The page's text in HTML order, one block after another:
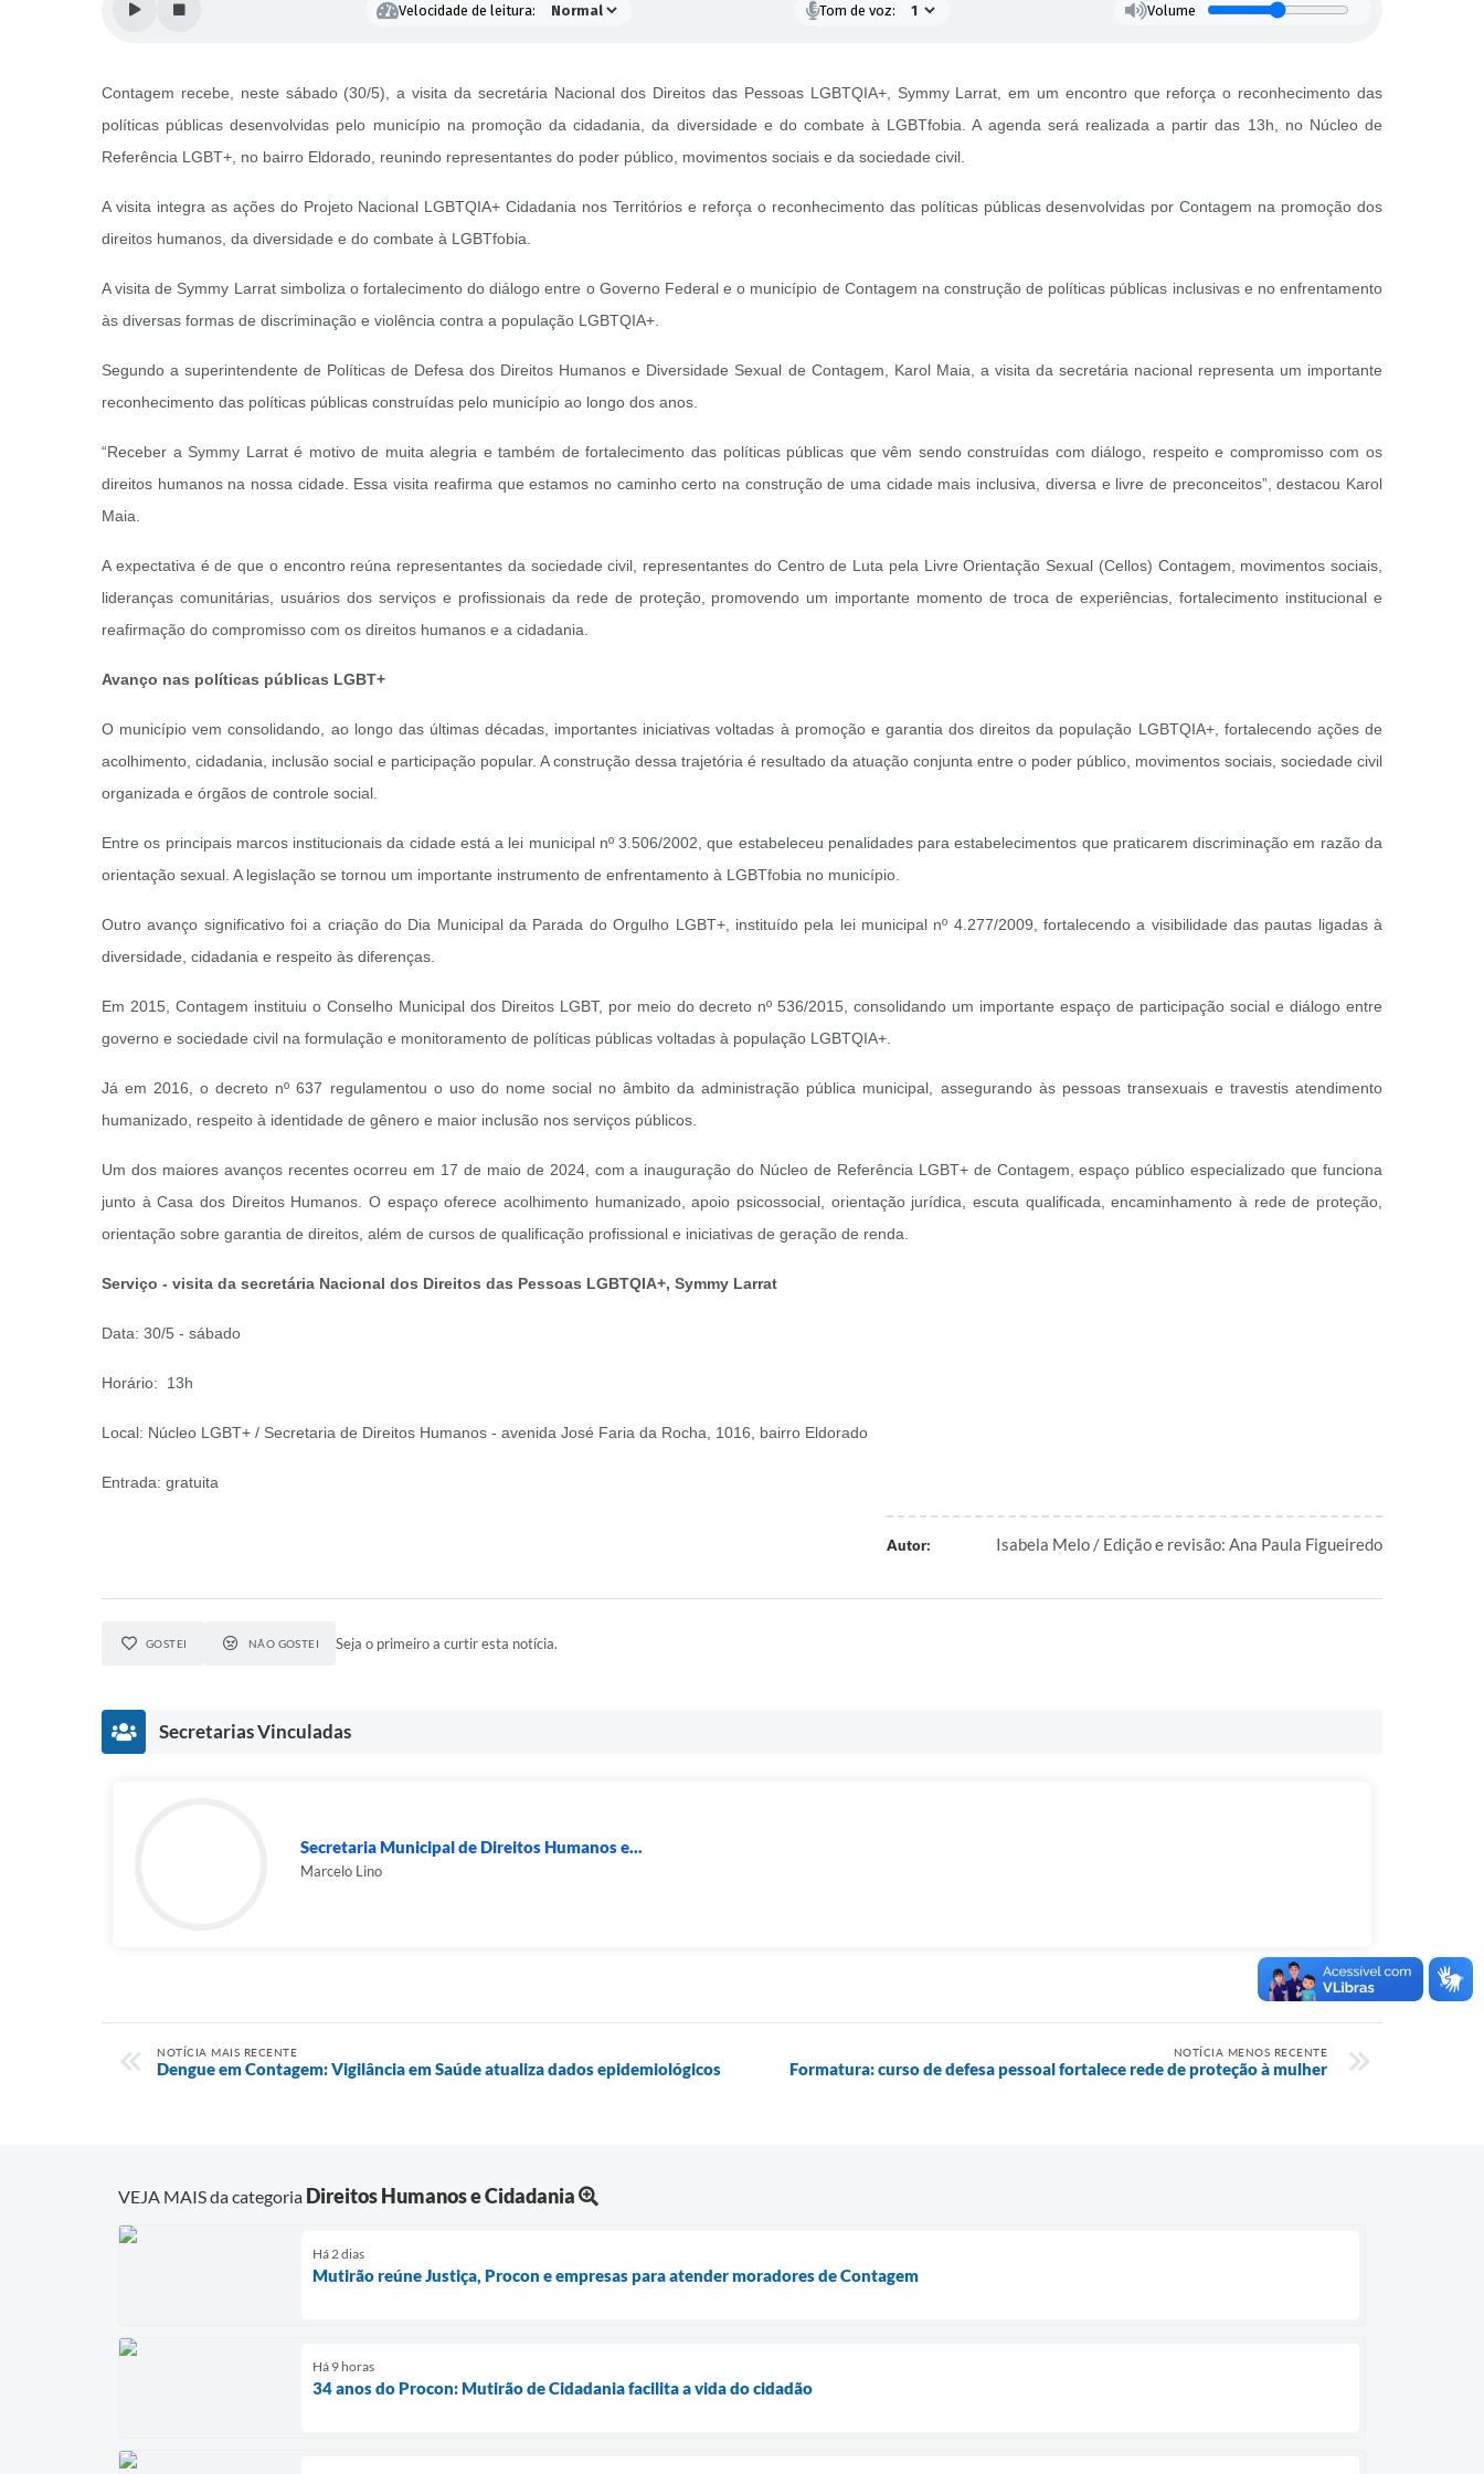
Velocidade de leitura: Tom de voz: Volume
Contagem recebe, neste sábado (30/5), a visita da secretária Nacional dos Direitos das Pessoas LGBTQIA+, Symmy Larrat, em um encontro que reforça o reconhecimento das
políticas públicas desenvolvidas pelo município na promoção da cidadania, da diversidade e do combate à LGBTfobia. A agenda será realizada a partir das 13h, no Núcleo de
Referência LGBT+, no bairro Eldorado, reunindo representantes do poder público, movimentos sociais e da sociedade civil.
A visita integra as ações do Projeto Nacional LGBTQIA+ Cidadania nos Territórios e reforça o reconhecimento das políticas públicas desenvolvidas por Contagem na promoção dos
direitos humanos, da diversidade e do combate à LGBTfobia.
A visita de Symmy Larrat simboliza o fortalecimento do diálogo entre o Governo Federal e o município de Contagem na construção de políticas públicas inclusivas e no enfrentamento
às diversas formas de discriminação e violência contra a população LGBTQIA+.
Segundo a superintendente de Políticas de Defesa dos Direitos Humanos e Diversidade Sexual de Contagem, Karol Maia, a visita da secretária nacional representa um importante
reconhecimento das políticas públicas construídas pelo município ao longo dos anos.
“Receber a Symmy Larrat é motivo de muita alegria e também de fortalecimento das políticas públicas que vêm sendo construídas com diálogo, respeito e compromisso com os
direitos humanos na nossa cidade. Essa visita reafirma que estamos no caminho certo na construção de uma cidade mais inclusiva, diversa e livre de preconceitos”, destacou Karol
Maia.
A expectativa é de que o encontro reúna representantes da sociedade civil, representantes do Centro de Luta pela Livre Orientação Sexual (Cellos) Contagem, movimentos sociais,
lideranças comunitárias, usuários dos serviços e profissionais da rede de proteção, promovendo um importante momento de troca de experiências, fortalecimento institucional e
reafirmação do compromisso com os direitos humanos e a cidadania.
Avanço nas políticas públicas LGBT+
O município vem consolidando, ao longo das últimas décadas, importantes iniciativas voltadas à promoção e garantia dos direitos da população LGBTQIA+, fortalecendo ações de
acolhimento, cidadania, inclusão social e participação popular. A construção dessa trajetória é resultado da atuação conjunta entre o poder público, movimentos sociais, sociedade civil
organizada e órgãos de controle social.
Entre os principais marcos institucionais da cidade está a lei municipal nº 3.506/2002, que estabeleceu penalidades para estabelecimentos que praticarem discriminação em razão da
orientação sexual. A legislação se tornou um importante instrumento de enfrentamento à LGBTfobia no município.
Outro avanço significativo foi a criação do Dia Municipal da Parada do Orgulho LGBT+, instituído pela lei municipal nº 4.277/2009, fortalecendo a visibilidade das pautas ligadas à
diversidade, cidadania e respeito às diferenças.
Em 2015, Contagem instituiu o Conselho Municipal dos Direitos LGBT, por meio do decreto nº 536/2015, consolidando um importante espaço de participação social e diálogo entre
governo e sociedade civil na formulação e monitoramento de políticas públicas voltadas à população LGBTQIA+.
Já em 2016, o decreto nº 637 regulamentou o uso do nome social no âmbito da administração pública municipal, assegurando às pessoas transexuais e travestis atendimento
humanizado, respeito à identidade de gênero e maior inclusão nos serviços públicos.
Um dos maiores avanços recentes ocorreu em 17 de maio de 2024, com a inauguração do Núcleo de Referência LGBT+ de Contagem, espaço público especializado que funciona
junto à Casa dos Direitos Humanos. O espaço oferece acolhimento humanizado, apoio psicossocial, orientação jurídica, escuta qualificada, encaminhamento à rede de proteção,
orientação sobre garantia de direitos, além de cursos de qualificação profissional e iniciativas de geração de renda.
Serviço - visita da secretária Nacional dos Direitos das Pessoas LGBTQIA+, Symmy Larrat
Data: 30/5 - sábado
Horário: 13h
Local: Núcleo LGBT+ / Secretaria de Direitos Humanos - avenida José Faria da Rocha, 1016, bairro Eldorado
Entrada: gratuita
Autor: Isabela Melo / Edição e revisão: Ana Paula Figueiredo
GOSTEI NÃO GOSTEI Seja o primeiro a curtir esta notícia.
Secretarias Vinculadas
Secretaria Municipal de Direitos Humanos e...
Marcelo Lino
NOTÍCIA MAIS RECENTE
Dengue em Contagem: Vigilância em Saúde atualiza dados epidemiológicos
NOTÍCIA MENOS RECENTE
Formatura: curso de defesa pessoal fortalece rede de proteção à mulher
VEJA MAIS da categoria Direitos Humanos e Cidadania
Há 2 dias
Mutirão reúne Justiça, Procon e empresas para atender moradores de Contagem
Há 9 horas
34 anos do Procon: Mutirão de Cidadania facilita a vida do cidadão